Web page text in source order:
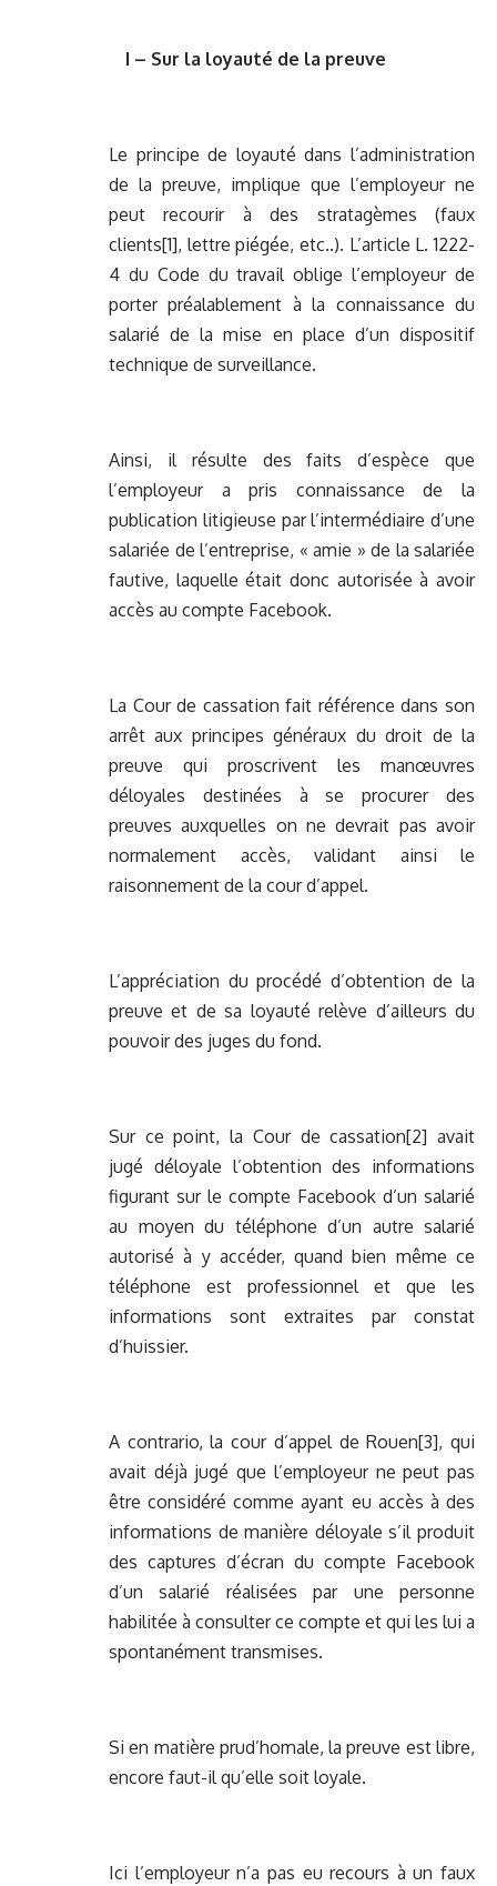
I – Sur la loyauté de la preuve
Le principe de loyauté dans l’administration
de la preuve, implique que l’employeur ne
peut recourir à des stratagèmes (faux
clients[1], lettre piégée, etc..). L’article L. 1222-
4 du Code du travail oblige l’employeur de
porter préalablement à la connaissance du
salarié de la mise en place d’un dispositif
technique de surveillance.
Ainsi, il résulte des faits d’espèce que
l’employeur a pris connaissance de la
publication litigieuse par l’intermédiaire d’une
salariée de l’entreprise, « amie » de la salariée
fautive, laquelle était donc autorisée à avoir
accès au compte Facebook.
La Cour de cassation fait référence dans son
arrêt aux principes généraux du droit de la
preuve qui proscrivent les manœuvres
déloyales destinées à se procurer des
preuves auxquelles on ne devrait pas avoir
normalement accès, validant ainsi le
raisonnement de la cour d’appel.
L’appréciation du procédé d’obtention de la
preuve et de sa loyauté relève d’ailleurs du
pouvoir des juges du fond.
Sur ce point, la Cour de cassation[2] avait
jugé déloyale l’obtention des informations
figurant sur le compte Facebook d’un salarié
au moyen du téléphone d’un autre salarié
autorisé à y accéder, quand bien même ce
téléphone est professionnel et que les
informations sont extraites par constat
d’huissier.
A contrario, la cour d’appel de Rouen[3], qui
avait déjà jugé que l’employeur ne peut pas
être considéré comme ayant eu accès à des
informations de manière déloyale s’il produit
des captures d’écran du compte Facebook
d’un salarié réalisées par une personne
habilitée à consulter ce compte et qui les lui a
spontanément transmises.
Si en matière prud’homale, la preuve est libre,
encore faut-il qu’elle soit loyale.
Ici l’employeur n’a pas eu recours à un faux